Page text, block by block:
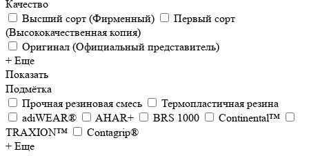
Качество
Высший сорт (Фирменный)
Первый сорт
(Высококачественная копия)
Оригинал (Официальный представитель)
+ Еще
Показать
Подмётка
Прочная резиновая смесь
Термопластичная резина
adiWEAR®
AHAR+ BRS 1000
Continental™
TRAXION™
Contagrip®
+ Еще